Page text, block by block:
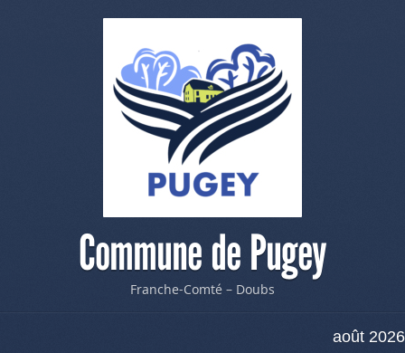
Commune de Pugey
Franche-Comté – Doubs
août 2026